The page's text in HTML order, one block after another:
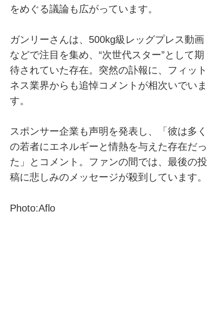
をめぐる議論も広がっています。
ガンリーさんは、500kg級レッグプレス動画
などで注目を集め、“次世代スター”として期
待されていた存在。突然の訃報に、フィット
ネス業界からも追悼コメントが相次いでいま
す。
スポンサー企業も声明を発表し、「彼は多く
の若者にエネルギーと情熱を与えた存在だっ
た」とコメント。ファンの間では、最後の投
稿に悲しみのメッセージが殺到しています。
Photo:Aflo